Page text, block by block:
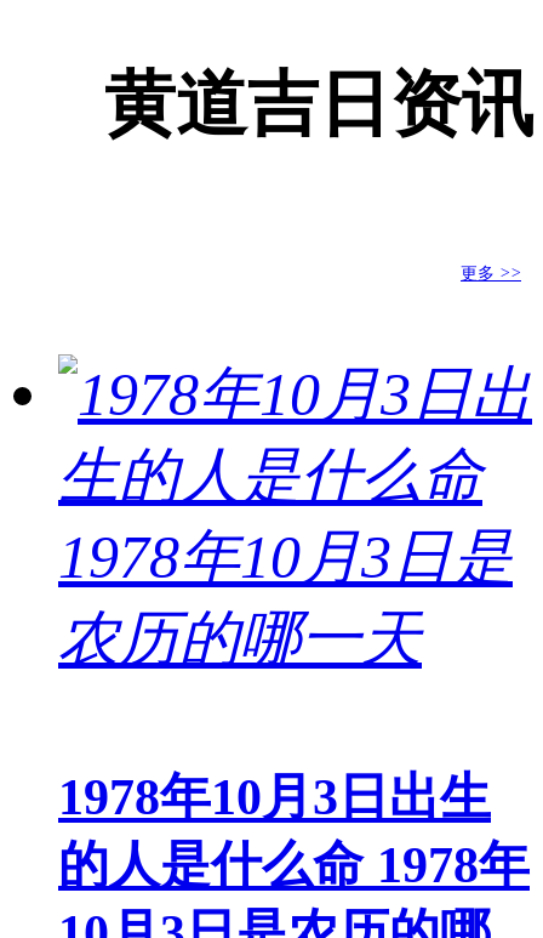
黄道吉日资讯
更多 >>
1978年10月3日出生
的人是什么命 1978年